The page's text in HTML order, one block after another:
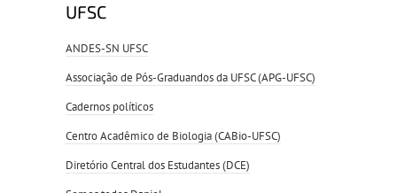
UFSC
ANDES-SN UFSC
Associação de Pós-Graduandos da UFSC (APG-UFSC)
Cadernos políticos
Centro Acadêmico de Biologia (CABio-UFSC)
Diretório Central dos Estudantes (DCE)